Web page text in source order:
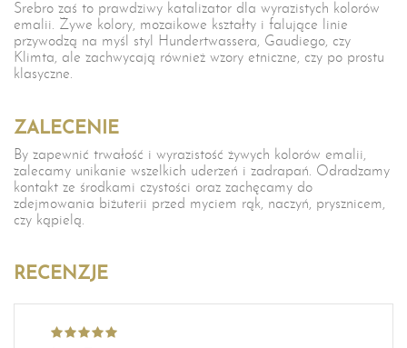
Srebro zaś to prawdziwy katalizator dla wyrazistych kolorów
emalii. Żywe kolory, mozaikowe kształty i falujące linie
przywodzą na myśl styl Hundertwassera, Gaudiego, czy
Klimta, ale zachwycają również wzory etniczne, czy po prostu
klasyczne.
ZALECENIE
By zapewnić trwałość i wyrazistość żywych kolorów emalii,
zalecamy unikanie wszelkich uderzeń i zadrapań. Odradzamy
kontakt ze środkami czystości oraz zachęcamy do
zdejmowania biżuterii przed myciem rąk, naczyń, prysznicem,
czy kąpielą.
RECENZJE